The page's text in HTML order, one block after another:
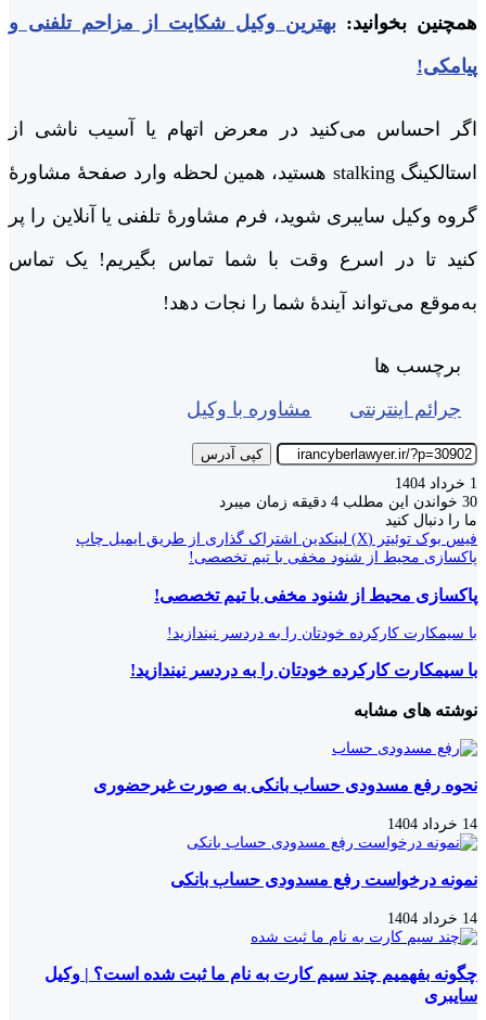
همچنین بخوانید: بهترین وکیل شکایت از مزاحم تلفنی و
پیامکی!
اگر احساس می‌کنید در معرض اتهام یا آسیب ناشی از
استالکینگ stalking هستید، همین لحظه وارد صفحۀ مشاورۀ
گروه وکیل سایبری شوید، فرم مشاورۀ تلفنی یا آنلاین را پر
کنید تا در اسرع وقت با شما تماس بگیریم! یک تماس
به‌موقع می‌تواند آیندۀ شما را نجات دهد!
برچسب ها
جرائم اینترنتی
مشاوره با وکیل
کپی آدرس
1 خرداد 1404
30 خواندن این مطلب 4 دقیقه زمان میبرد
ما را دنبال کنید
فیس بوک توئیتر (X) لینکدین اشتراک گذاری از طریق ایمیل چاپ
پاکسازی محیط از شنود مخفی با تیم تخصصی!
پاکسازی محیط از شنود مخفی با تیم تخصصی!
با سیمکارت کارکرده خودتان را به دردسر نیندازید!
با سیمکارت کارکرده خودتان را به دردسر نیندازید!
نوشته های مشابه
نحوه رفع مسدودی حساب بانکی به صورت غیرحضوری
14 خرداد 1404
نمونه درخواست رفع مسدودی حساب بانکی
14 خرداد 1404
چگونه بفهمیم چند سیم کارت به نام ما ثبت شده است؟ | وکیل
سایبری